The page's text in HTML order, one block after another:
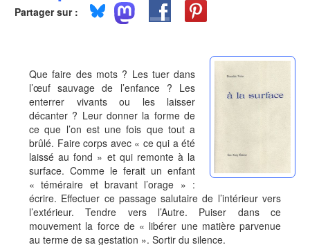
Partager sur :
Que faire des mots ? Les tuer dans
l’œuf sauvage de l’enfance ? Les
enterrer vivants ou les laisser
décanter ? Leur donner la forme de
ce que l’on est une fois que tout a
brûlé. Faire corps avec « ce qui a été
laissé au fond » et qui remonte à la
surface. Comme le ferait un enfant
« téméraire et bravant l’orage » :
écrire. Effectuer ce passage salutaire de l’intérieur vers
l’extérieur. Tendre vers l’Autre. Puiser dans ce
mouvement la force de « libérer une matière parvenue
au terme de sa gestation ». Sortir du silence.